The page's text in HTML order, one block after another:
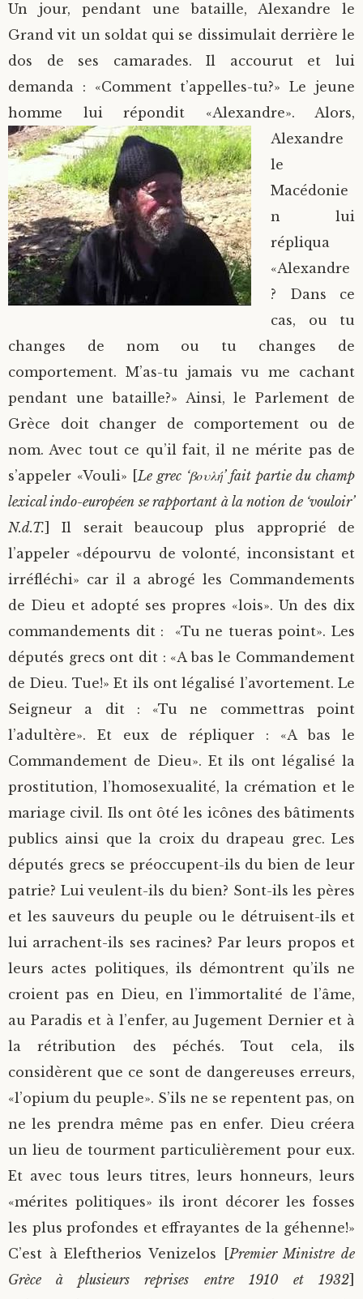
Un jour, pendant une bataille, Alexandre le
Grand vit un soldat qui se dissimulait derrière le
dos de ses camarades. Il accourut et lui
demanda : «Comment t’appelles-tu?» Le jeune
homme lui répondit «Alexandre». Alors,
Alexandre
le
Macédonie
n lui
répliqua
«Alexandre
? Dans ce
cas, ou tu
changes de nom ou tu changes de
comportement. M’as-tu jamais vu me cachant
pendant une bataille?» Ainsi, le Parlement de
Grèce doit changer de comportement ou de
nom. Avec tout ce qu’il fait, il ne mérite pas de
s’appeler «Vouli» [Le grec ‘βουλή’ fait partie du champ
lexical indo-européen se rapportant à la notion de ‘vouloir’
N.d.T. ] Il serait beaucoup plus approprié de
l’appeler «dépourvu de volonté, inconsistant et
irréfléchi» car il a abrogé les Commandements
de Dieu et adopté ses propres «lois». Un des dix
commandements dit : «Tu ne tueras point». Les
députés grecs ont dit : «A bas le Commandement
de Dieu. Tue!» Et ils ont légalisé l’avortement. Le
Seigneur a dit : «Tu ne commettras point
l’adultère». Et eux de répliquer : «A bas le
Commandement de Dieu». Et ils ont légalisé la
prostitution, l’homosexualité, la crémation et le
mariage civil. Ils ont ôté les icônes des bâtiments
publics ainsi que la croix du drapeau grec. Les
députés grecs se préoccupent-ils du bien de leur
patrie? Lui veulent-ils du bien? Sont-ils les pères
et les sauveurs du peuple ou le détruisent-ils et
lui arrachent-ils ses racines? Par leurs propos et
leurs actes politiques, ils démontrent qu’ils ne
croient pas en Dieu, en l’immortalité de l’âme,
au Paradis et à l’enfer, au Jugement Dernier et à
la rétribution des péchés. Tout cela, ils
considèrent que ce sont de dangereuses erreurs,
«l’opium du peuple». S’ils ne se repentent pas, on
ne les prendra même pas en enfer. Dieu créera
un lieu de tourment particulièrement pour eux.
Et avec tous leurs titres, leurs honneurs, leurs
«mérites politiques» ils iront décorer les fosses
les plus profondes et effrayantes de la géhenne!»
C’est à Eleftherios Venizelos [Premier Ministre de
Grèce à plusieurs reprises entre 1910 et 1932